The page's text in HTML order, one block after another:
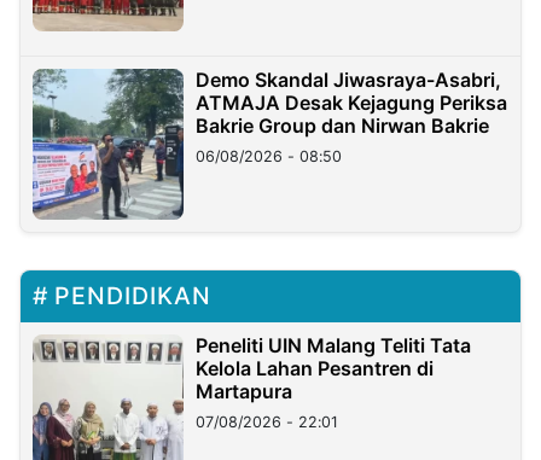
Demo Skandal Jiwasraya-Asabri,
ATMAJA Desak Kejagung Periksa
Bakrie Group dan Nirwan Bakrie
06/08/2026 - 08:50
PENDIDIKAN
Peneliti UIN Malang Teliti Tata
Kelola Lahan Pesantren di
Martapura
07/08/2026 - 22:01